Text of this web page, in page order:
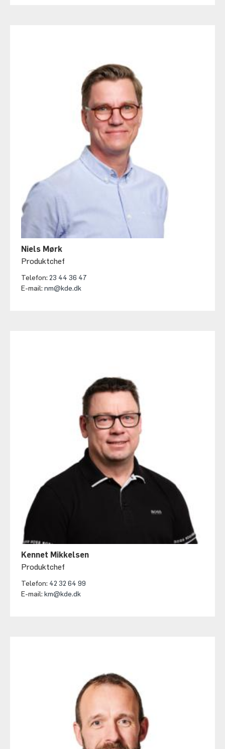
Niels Mørk
Produktchef
Telefon: 23 44 36 47
E-mail: nm@kde.dk
Kennet Mikkelsen
Produktchef
Telefon: 42 32 64 99
E-mail: km@kde.dk